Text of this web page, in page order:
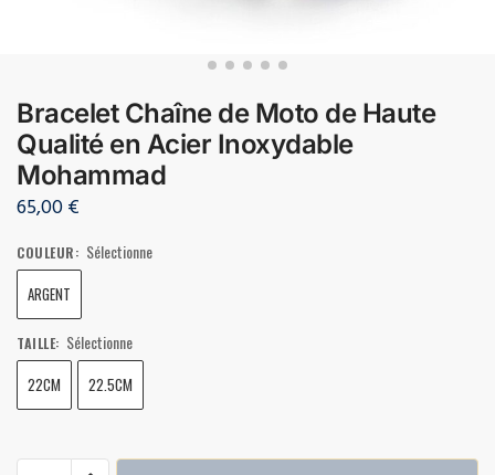
Bracelet Chaîne de Moto de Haute
Qualité en Acier Inoxydable
Mohammad
65,00€
COULEUR: Sélectionne
ARGENT
TAILLE: Sélectionne
22CM 22.5CM